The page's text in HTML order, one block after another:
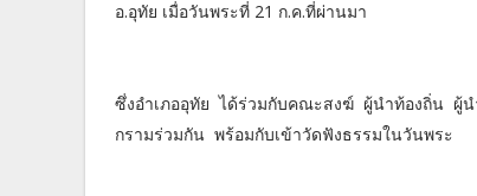
อ.อุทัย เมื่อวันพระที่ 21 ก.ค.ที่ผ่านมา
ซึ่งอำเภออุทัย ได้ร่วมกับคณะสงฆ์ ผู้นำท้องถิ่น
กรามร่วมกัน พร้อมกับเข้าวัดฟังธรรมในวันพระ